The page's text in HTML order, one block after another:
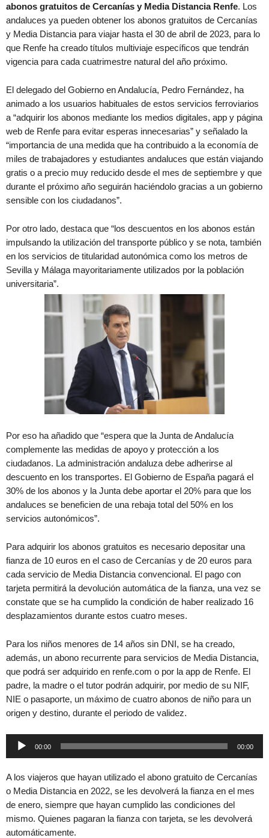
abonos gratuitos de Cercanías y Media Distancia Renfe. Los
andaluces ya pueden obtener los abonos gratuitos de Cercanías
y Media Distancia para viajar hasta el 30 de abril de 2023, para lo
que Renfe ha creado títulos multiviaje específicos que tendrán
vigencia para cada cuatrimestre natural del año próximo.
El delegado del Gobierno en Andalucía, Pedro Fernández, ha
animado a los usuarios habituales de estos servicios ferroviarios
a “adquirir los abonos mediante los medios digitales, app y página
web de Renfe para evitar esperas innecesarias” y señalado la
“importancia de una medida que ha contribuido a la economía de
miles de trabajadores y estudiantes andaluces que están viajando
gratis o a precio muy reducido desde el mes de septiembre y que
durante el próximo año seguirán haciéndolo gracias a un gobierno
sensible con los ciudadanos”.
Por otro lado, destaca que “los descuentos en los abonos están
impulsando la utilización del transporte público y se nota, también
en los servicios de titularidad autonómica como los metros de
Sevilla y Málaga mayoritariamente utilizados por la población
universitaria”.
Por eso ha añadido que “espera que la Junta de Andalucía
complemente las medidas de apoyo y protección a los
ciudadanos. La administración andaluza debe adherirse al
descuento en los transportes. El Gobierno de España pagará el
30% de los abonos y la Junta debe aportar el 20% para que los
andaluces se beneficien de una rebaja total del 50% en los
servicios autonómicos”.
Para adquirir los abonos gratuitos es necesario depositar una
fianza de 10 euros en el caso de Cercanías y de 20 euros para
cada servicio de Media Distancia convencional. El pago con
tarjeta permitirá la devolución automática de la fianza, una vez se
constate que se ha cumplido la condición de haber realizado 16
desplazamientos durante estos cuatro meses.
Para los niños menores de 14 años sin DNI, se ha creado,
además, un abono recurrente para servicios de Media Distancia,
que podrá ser adquirido en renfe.com o por la app de Renfe. El
padre, la madre o el tutor podrán adquirir, por medio de su NIF,
NIE o pasaporte, un máximo de cuatro abonos de niño para un
origen y destino, durante el periodo de validez.
Reproductor
00:00 00:00
A los viajeros que hayan utilizado el abono gratuito de Cercanías
o Media Distancia en 2022, se les devolverá la fianza en el mes
de enero, siempre que hayan cumplido las condiciones del
mismo. Quienes pagaran la fianza con tarjeta, se les devolverá
automáticamente.